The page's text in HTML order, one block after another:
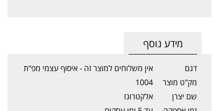
מידע נוסף
דגם
אין משלוחים למוצר זה - איסוף עצמי מפ"ת
מק"ט מוצר
1004
שם יצרן
אלקטרוגז